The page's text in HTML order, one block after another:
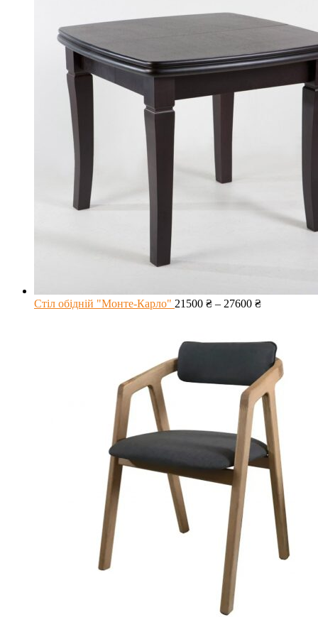
Стіл обідній "Монте-Карло" 21500 ₴ – 27600 ₴